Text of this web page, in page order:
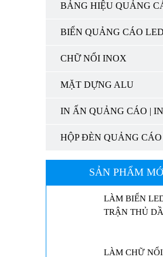
BẢNG HIỆU QUẢNG
BIỂN QUẢNG CÁO LED
CHỮ NỔI INOX
MẶT DỰNG ALU
IN ẤN QUẢNG CÁO |
HỘP ĐÈN QUẢNG CÁO
SẢN PHẨM
QUẢNG CÁO |
LED MA TRẬN
CÁO | MÀN
LED MA
AN | LED
MÀN HÌNH LED
LÀM BIỂN
TRẬN THỦ
LED QUẢNG
LÀM CHỮ NỔI
TÂN UYÊN |
LÀM CHỮ